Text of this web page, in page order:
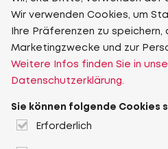
Wir verwenden Cookies, um
Ihre Präferenzen zu
Marketingzwecke und zur
Weitere Infos finden Sie in
Datenschutzerklärung.
Sie können folgende Cookies
Erforderlich